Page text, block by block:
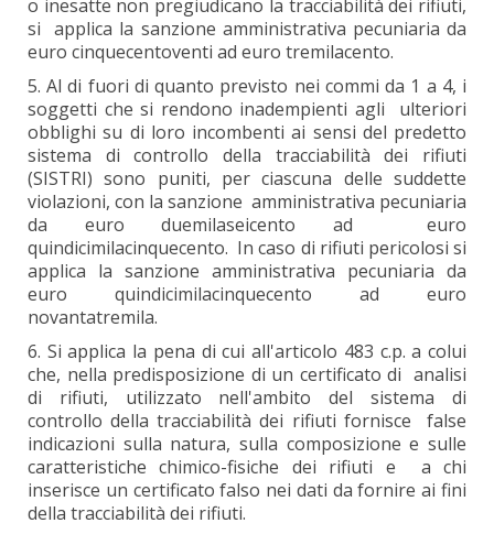
o inesatte non pregiudicano la tracciabilità dei rifiuti,
si applica la sanzione amministrativa pecuniaria da
euro cinquecentoventi ad euro tremilacento.
5. Al di fuori di quanto previsto nei commi da 1 a 4, i
soggetti che si rendono inadempienti agli ulteriori
obblighi su di loro incombenti ai sensi del predetto
sistema di controllo della tracciabilità dei rifiuti
(SISTRI) sono puniti, per ciascuna delle suddette
violazioni, con la sanzione amministrativa pecuniaria
da euro duemilaseicento ad euro
quindicimilacinquecento. In caso di rifiuti pericolosi si
applica la sanzione amministrativa pecuniaria da
euro quindicimilacinquecento ad euro
novantatremila.
6. Si applica la pena di cui all'articolo 483 c.p. a colui
che, nella predisposizione di un certificato di analisi
di rifiuti, utilizzato nell'ambito del sistema di
controllo della tracciabilità dei rifiuti fornisce false
indicazioni sulla natura, sulla composizione e sulle
caratteristiche chimico-fisiche dei rifiuti e a chi
inserisce un certificato falso nei dati da fornire ai fini
della tracciabilità dei rifiuti.